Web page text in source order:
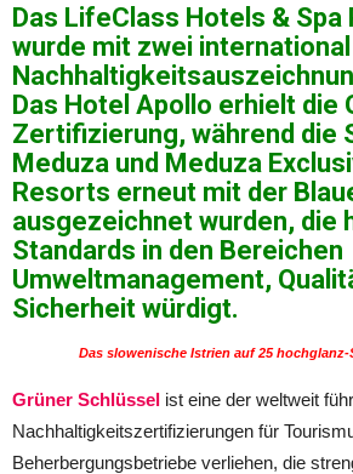
Das LifeClass Hotels &
wurde mit zwei
Das Hotel Apollo erhielt die
Zertifizierung, während die
Meduza und Meduza
Resorts erneut mit der
ausgezeichnet wurden, die
Standards in den Bereichen
Umweltmanagement,
Sicherheit würdigt.
Das slowenische Istrien auf 25
Grüner Schlüssel ist eine der weltweit
Nachhaltigkeitszertifizierungen für
Beherbergungsbetriebe verliehen, die